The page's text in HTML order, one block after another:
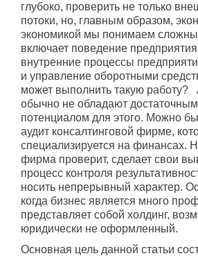
глубоко, проверить не только
потоки, но, главным образом,
экономикой мы понимаем
включает поведение
внутренние процессы
и управление оборотными
может выполнить такую
обычно не обладают
потенциалом для этого. Можно
аудит консалтинговой фирме,
специализируется на финансах.
фирма проверит, сделает свои
процесс контроля
носить непрерывный характер.
когда бизнес является много
представляет собой холдинг,
юридически не оформленный.
Основная цель данной статьи